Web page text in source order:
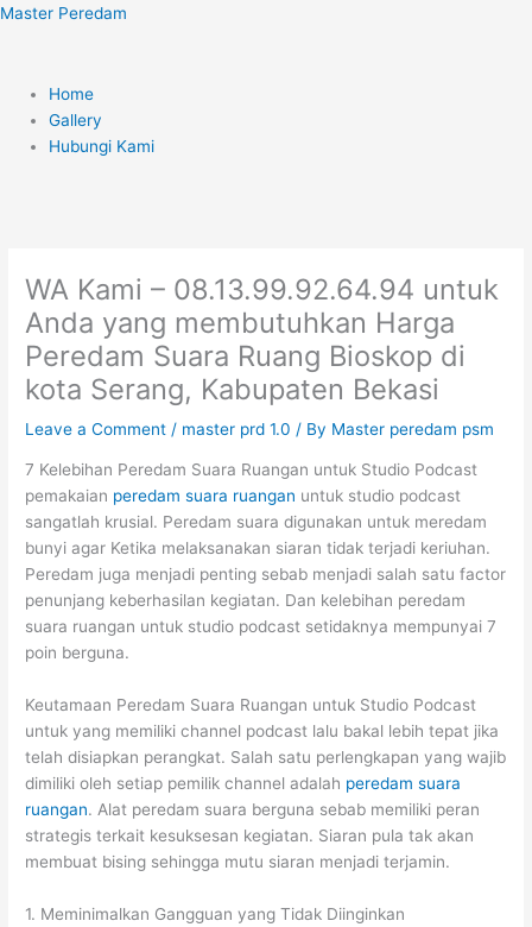
Skip
Master Peredam
Menu
Home
Gallery
Hubungi Kami
WA Kami – 08.13.99.92.64.94 untuk
Anda yang membutuhkan Harga
Peredam Suara Ruang Bioskop di
kota Serang, Kabupaten Bekasi
Leave a Comment / master prd 1.0 / By Master peredam psm
7 Kelebihan Peredam Suara Ruangan untuk Studio Podcast
pemakaian peredam suara ruangan untuk studio podcast
sangatlah krusial. Peredam suara digunakan untuk meredam
bunyi agar Ketika melaksanakan siaran tidak terjadi keriuhan.
Peredam juga menjadi penting sebab menjadi salah satu factor
penunjang keberhasilan kegiatan. Dan kelebihan peredam
suara ruangan untuk studio podcast setidaknya mempunyai 7
poin berguna.
Keutamaan Peredam Suara Ruangan untuk Studio Podcast
untuk yang memiliki channel podcast lalu bakal lebih tepat jika
telah disiapkan perangkat. Salah satu perlengkapan yang wajib
dimiliki oleh setiap pemilik channel adalah peredam suara
ruangan. Alat peredam suara berguna sebab memiliki peran
strategis terkait kesuksesan kegiatan. Siaran pula tak akan
membuat bising sehingga mutu siaran menjadi terjamin.
1. Meminimalkan Gangguan yang Tidak Diinginkan